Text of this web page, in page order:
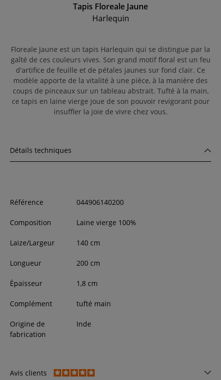
Tapis Floreale Jaune
Harlequin
Floreale Jaune est un tapis Harlequin qui se distingue par la
gaîté de ces couleurs vives. Son grand motif floral est un feu
d'artifice de feuille et de pétales jaunes sur fond clair. Ce
modèle apporte de la vitalité à une pièce, à la manière des
coups de pinceaux sur un tableau abstrait. Tufté à la main,
ce tapis en laine vierge joue de son pouvoir revigorant pour
insuffler la joie de vivre chez vous.
Détails techniques
Référence 044906140200
Composition Laine vierge 100%
Laize/Largeur 140cm
Longueur 200cm
Épaisseur 1,8 cm
Complément tufté main
Origine de
fabrication
Inde
Avis clients